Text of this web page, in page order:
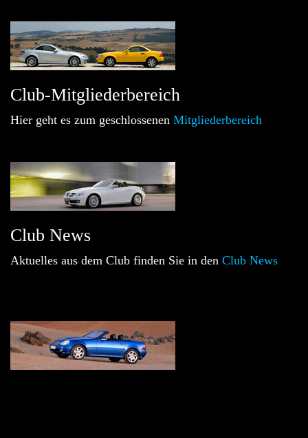
Club-Mitgliederbereich
Hier geht es zum geschlossenen Mitgliederbereich
Club News
Aktuelles aus dem Club finden Sie in den Club News